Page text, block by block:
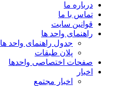
درباره ما
تماس با ما
قوانین سایت
راهنمای واحد ها
جدول راهنمای واحد ها
پلان طبقات
صفحات اختصاصی واحدها
اخبار
اخبار مجتمع